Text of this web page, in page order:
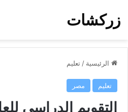
زركشات
الرئيسية / تعليم
تعليم مصر